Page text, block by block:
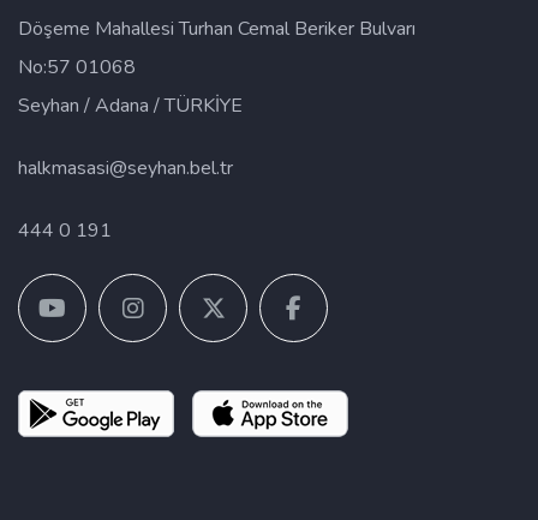
Döşeme Mahallesi Turhan Cemal Beriker Bulvarı
No:57 01068
Seyhan / Adana / TÜRKİYE
halkmasasi@seyhan.bel.tr
444 0 191